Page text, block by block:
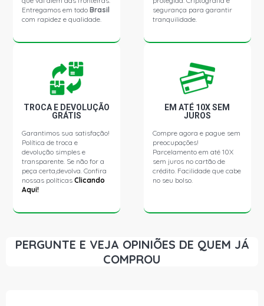
ECOSPORT FREESTYLE SUV 1.5 12V DRAGON L3 FLEX
(2018 - 2020)
ECOSPORT FREESTYLE PLUS SUV 1.5 12V DRAGON L3
FLEX (2019 - 2020)
ECOSPORT SE SUV 1.5 12V DRAGON L3 FLEX (2018 -
2020)
ECOSPORT SE DIRECT SUV 1.5 12V DRAGON L3 FLEX
2020)
Entregamos em todoBrasil
com rapidez e qualidade.
segurança para garantir
tranquilidade.
TROCA E DEVOLUÇÃO
GRÁTIS
Garantimos sua satisfação!
Política de troca e
devolução simples e
transparente. Se não for a
peça certa,devolva. Confira
nossas políticasClicando
Aqui!
EM ATÉ 10X SEM
JUROS
Compre agora e pague sem
preocupações!
Parcelamento em até 10X
sem juros no cartão de
crédito. Facilidade que cabe
no seu bolso.
PERGUNTE E VEJA OPINIÕES DE QUEM JÁ
COMPROU